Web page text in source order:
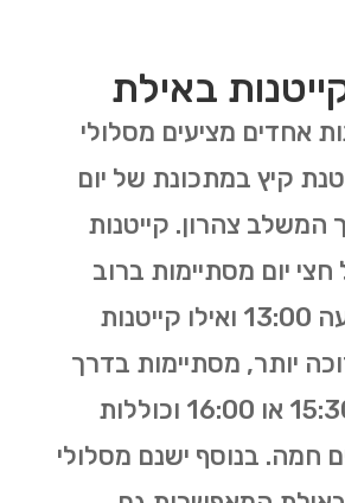
באילת
אחדים מציעים מסלולי
קיץ במתכונת של יום
המשלב צהרון. קייטנות
יום מסתיימות ברוב
המקרים בשעה 13:00 ואילו קייטנות
יותר, מסתיימות בדרך
כלל בשעה 15:30 או 16:00 וכוללות
חמה. בנוסף ישנם מסלולי